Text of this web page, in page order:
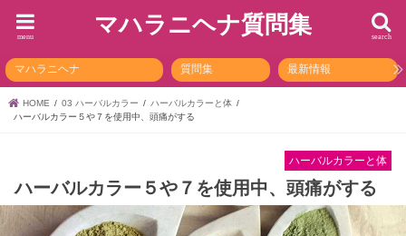
マハラニヘナ質問集 search
menu
マハラニヘナ 質問集 最新情報
HOME 03 ハーバルカラー
ハーバルカラーと体
ハーバルカラー５や７を使用中、頭痛がする
ハーバルカラーと体
ハーバルカラー５や７を使用中、頭痛がする